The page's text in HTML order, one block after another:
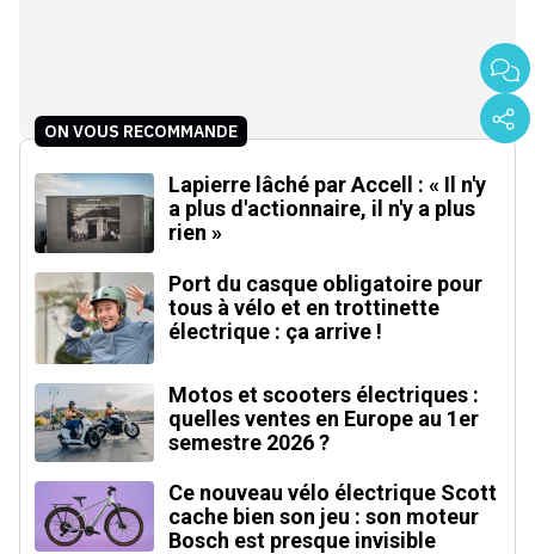
ON VOUS RECOMMANDE
Lapierre lâché par Accell : « Il n'y
a plus d'actionnaire, il n'y a plus
rien »
Port du casque obligatoire pour
tous à vélo et en trottinette
électrique : ça arrive !
Motos et scooters électriques :
quelles ventes en Europe au 1er
semestre 2026 ?
Ce nouveau vélo électrique Scott
cache bien son jeu : son moteur
Bosch est presque invisible